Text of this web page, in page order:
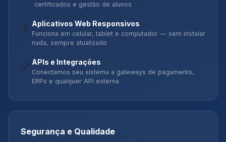
certificados e gestão de alunos
📱 Aplicativos Web Responsivos
Funciona em celular, tablet e computador — sem instalar
nada, sempre atualizado
🔗APIs e Integrações
Conectamos seu sistema a gateways de pagamento,
ERPs e qualquer API externa
Segurança e Qualidade